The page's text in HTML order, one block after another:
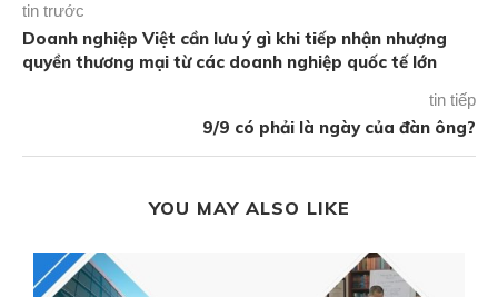
tin trước
Doanh nghiệp Việt cần lưu ý gì khi tiếp nhận nhượng
quyền thương mại từ các doanh nghiệp quốc tế lớn
tin tiếp
9/9 có phải là ngày của đàn ông?
YOU MAY ALSO LIKE